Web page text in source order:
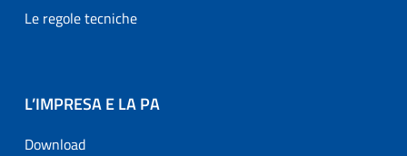
Le regole tecniche
L’IMPRESA E LA PA
Download